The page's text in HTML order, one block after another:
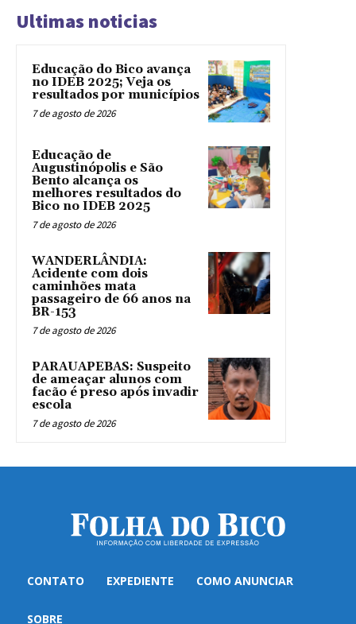
Ultimas noticias
Educação do Bico avança
no IDEB 2025; Veja os
resultados por municípios
7 de agosto de 2026
Educação de
Augustinópolis e São
Bento alcança os
melhores resultados do
Bico no IDEB 2025
7 de agosto de 2026
WANDERLÂNDIA:
Acidente com dois
caminhões mata
passageiro de 66 anos na
BR-153
7 de agosto de 2026
PARAUAPEBAS: Suspeito
de ameaçar alunos com
facão é preso após invadir
escola
7 de agosto de 2026
CONTATO EXPEDIENTE COMO ANUNCIAR
SOBRE